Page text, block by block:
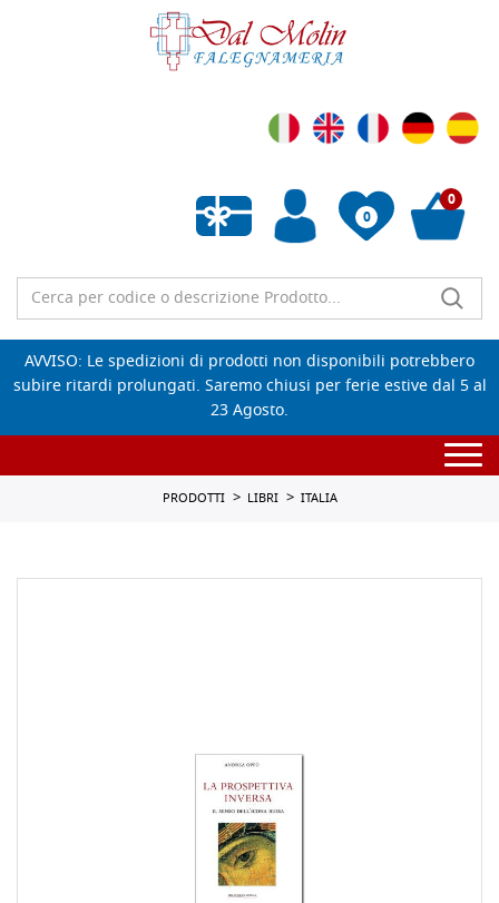
0
Wishlist vuota
0
AVVISO: Le spedizioni di prodotti non disponibili potrebbero
subire ritardi prolungati. Saremo chiusi per ferie estive dal 5 al
23 Agosto.
PRODOTTI LIBRI ITALIA